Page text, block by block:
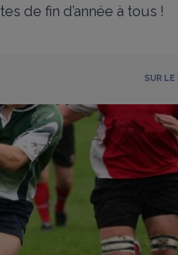
de fin d’année à tous !
SUR